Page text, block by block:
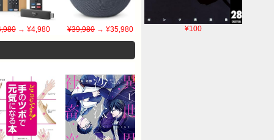
¥100
→ ¥4,980 ¥39,980→ ¥35,980